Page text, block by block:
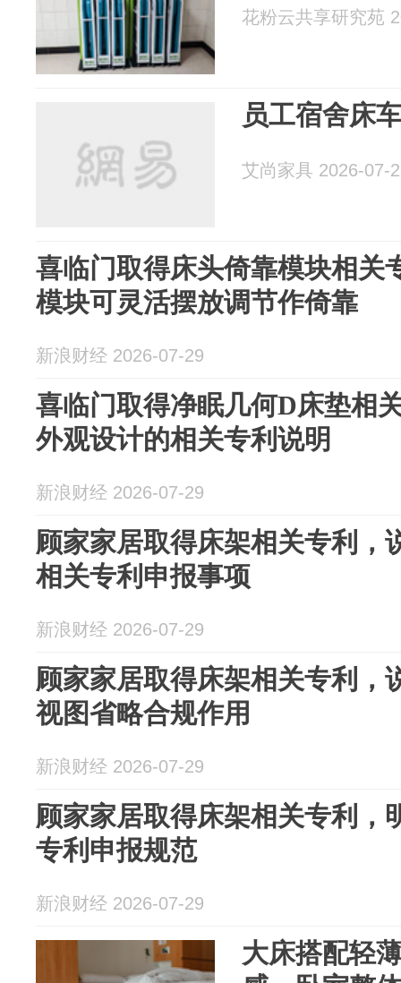
花粉云共享研究苑
员工宿舍床
艾尚家具 2026-07-
喜临门取得床头倚靠模块相关
模块可灵活摆放调节作倚靠
新浪财经 2026-07-29
喜临门取得净眠几何D床垫相
外观设计的相关专利说明
新浪财经 2026-07-29
顾家家居取得床架相关专利，
相关专利申报事项
新浪财经 2026-07-29
顾家家居取得床架相关专利，
视图省略合规作用
新浪财经 2026-07-29
顾家家居取得床架相关专利，
专利申报规范
新浪财经 2026-07-29
大床搭配轻